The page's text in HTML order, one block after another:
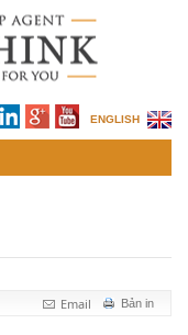
ENGLISH
Bản in
Email